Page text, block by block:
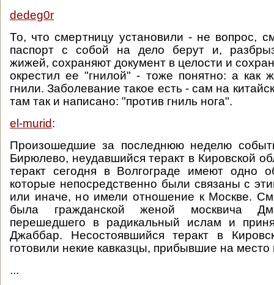
dedeg0r
То, что смертницу установили - не вопрос,
паспорт с собой на дело берут и,
жижей, сохраняют документ в целости и
окрестил ее "гнилой" - тоже понятно: а как
гнили. Заболевание такое есть - сам на
там так и написано: "против гниль нога".
el-murid:
Произошедшие за последнюю неделю
Бирюлево, неудавшийся теракт в Кировской
теракт сегодня в Волгограде имеют одно
которые непосредственно были связаны с
или иначе, но имели отношение к Москве.
была гражданской женой москвича
перешедшего в радикальный ислам и
Джаббар. Несостоявшийся теракт в
готовили некие кавказцы, прибывшие на
...